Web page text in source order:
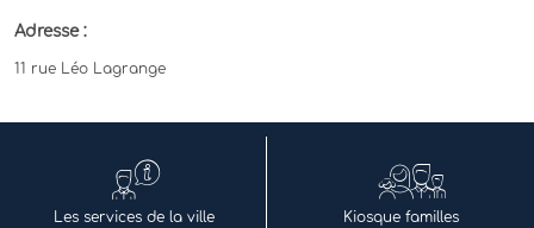
Adresse :
11 rue Léo Lagrange
Les services de la ville Kiosque familles